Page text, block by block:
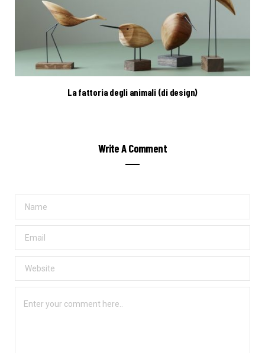
La fattoria degli animali (di design)
Write A Comment